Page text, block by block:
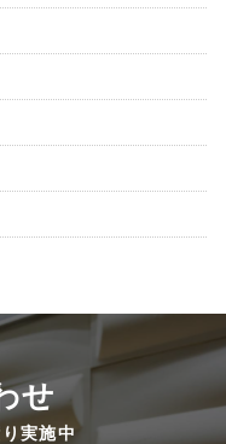
せ
実施中